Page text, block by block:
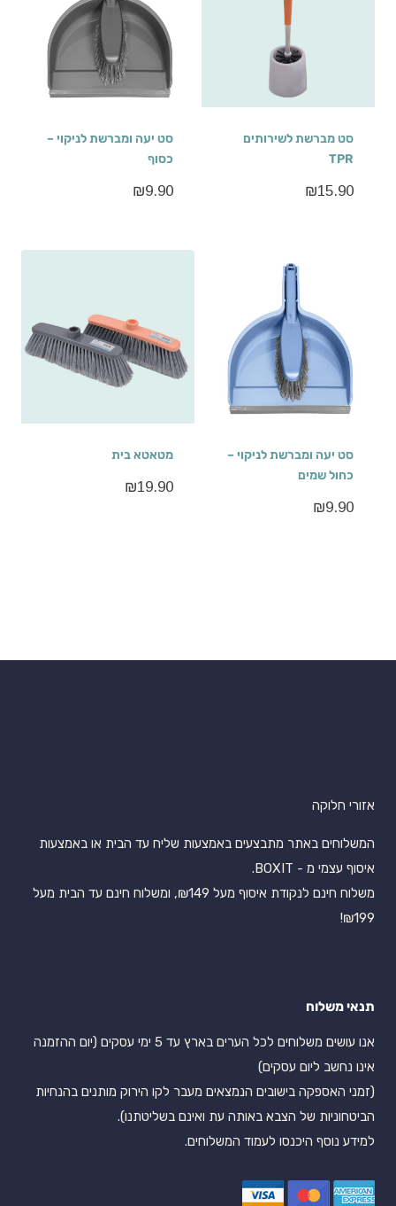
סט מברשת לשירותים
TPR
₪15.90
סט יעה ומברשת לניקוי –
כסוף
₪9.90
סט יעה ומברשת לניקוי –
כחול שמים
₪9.90
מטאטא בית
₪19.90
אזורי חלוקה
המשלוחים באתר מתבצעים באמצעות שליח עד הבית או באמצעות
איסוף עצמי מ - BOXIT.
משלוח חינם לנקודת איסוף מעל ₪149, ומשלוח חינם עד הבית מעל
₪199!
תנאי משלוח
אנו עושים משלוחים לכל הערים בארץ עד 5 ימי עסקים (יום ההזמנה
אינו נחשב ליום עסקים)
(זמני האספקה בישובים הנמצאים מעבר לקו הירוק מותנים בהנחיות
הביטחוניות של הצבא באותה עת ואינם בשליטתנו).
למידע נוסף היכנסו לעמוד המשלוחים.